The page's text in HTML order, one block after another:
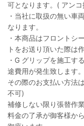
可となります。( アンコ
・当社に取扱の無い車
なります。
・本商品はフロントシ
トをお送り頂いた際は
・G グリップを施工す
途費用が発生致します
その際のお支払い方法
不可)
補修しない限り張替作
料金の了承が御客様か